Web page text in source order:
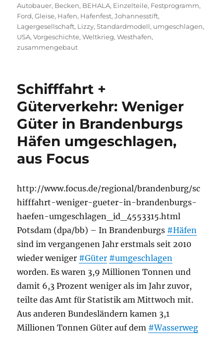
Autobauer, Becken, BEHALA, Einzelteile, Festprogramm,
Ford,Gleise, Hafen, Hafenfest,Johannesstift,
Lagergesellschaft, Lizzy,Standardmodell, umgeschlagen,
USA,Vorgeschichte,Weltkrieg,Westhafen,
zusammengebaut
Schifffahrt +
Güterverkehr: Weniger
Güter in Brandenburgs
Häfen umgeschlagen,
aus Focus
http://www.focus.de/regional/brandenburg/sc
hifffahrt-weniger-gueter-in-brandenburgs-
haefen-umgeschlagen_id_4553315.html
Potsdam (dpa/bb) – In Brandenburgs #Häfen
sind im vergangenen Jahr erstmals seit 2010
wieder weniger #Güter #umgeschlagen
worden. Es waren 3,9 Millionen Tonnen und
damit 6,3 Prozent weniger als im Jahr zuvor,
teilte das Amt für Statistik am Mittwoch mit.
Aus anderen Bundesländern kamen 3,1
Millionen Tonnen Güter auf dem #Wasserweg